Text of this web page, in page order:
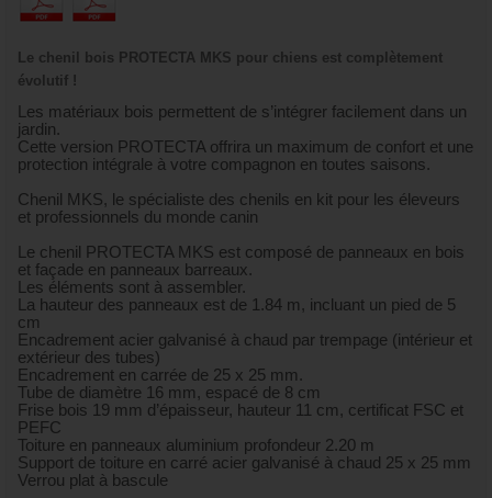
Le chenil bois PROTECTA MKS pour chiens est complètement
évolutif !
Les matériaux bois permettent de s’intégrer facilement dans un
jardin.
Cette version PROTECTA offrira un maximum de confort et une
protection intégrale à votre compagnon en toutes saisons.
Chenil MKS, le spécialiste des chenils en kit pour les éleveurs
et professionnels du monde canin
Le chenil PROTECTA MKS est composé de panneaux en bois
et façade en panneaux barreaux.
Les éléments sont à assembler.
La hauteur des panneaux est de 1.84 m, incluant un pied de 5
cm
Encadrement acier galvanisé à chaud par trempage (intérieur et
extérieur des tubes)
Encadrement en carrée de 25 x 25 mm.
Tube de diamètre 16 mm, espacé de 8 cm
Frise bois 19 mm d’épaisseur, hauteur 11 cm, certificat FSC et
PEFC
Toiture en panneaux aluminium profondeur 2.20 m
Support de toiture en carré acier galvanisé à chaud 25 x 25 mm
Verrou plat à bascule